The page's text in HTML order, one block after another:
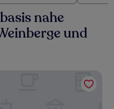
nahe
und